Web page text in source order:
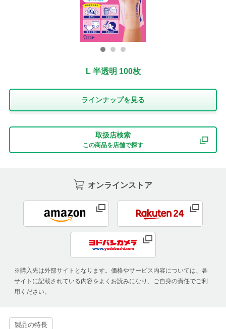
L 半透明 100枚
ラインナップを⾒る
取扱店検索
この商品を店舗で探す
オンラインストア
※購入先は外部サイトとなります。価格やサービス内容については、各
サイトに記載されている内容をよくお読みになり、ご自身の責任でご利
用ください。
製品の特長